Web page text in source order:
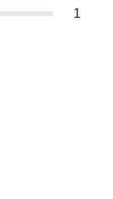
1